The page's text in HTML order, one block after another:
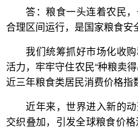
答：粮食一头连着农民
合理区间运行，是国家粮食安
我们统筹抓好市场化收
活力，牢牢守住农民“种粮卖
近三年粮食类居民消费价格指
近年来，世界进入新的
交织叠加，引发全球粮食价